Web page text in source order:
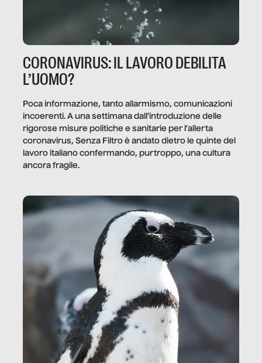
CORONAVIRUS: IL LAVORO DEBILITA
L’UOMO?
Poca informazione, tanto allarmismo, comunicazioni
incoerenti. A una settimana dall’introduzione delle
rigorose misure politiche e sanitarie per l’allerta
coronavirus, Senza Filtro è andato dietro le quinte del
lavoro italiano confermando, purtroppo, una cultura
ancora fragile.